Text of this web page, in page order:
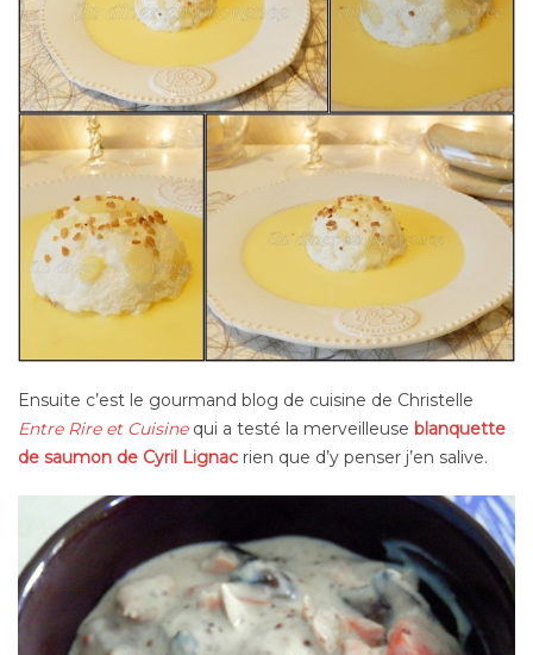
Ensuite c’est le gourmand blog de cuisine de Christelle
Entre Rire et Cuisinequi a testé la merveilleuse blanquette
de saumon de Cyril Lignac rien que d’y penser j’en salive.